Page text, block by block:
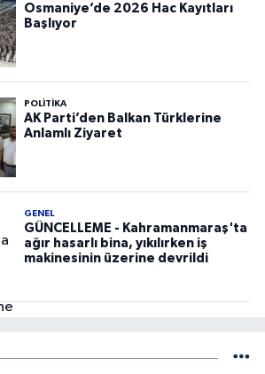
Osmaniye’de 2026 Hac Kayıtları
Başlıyor
POLITIKA
AK Parti’den Balkan Türklerine
Anlamlı Ziyaret
GENEL
GÜNCELLEME - Kahramanmaraş'ta
ağır hasarlı bina, yıkılırken iş
makinesinin üzerine devrildi